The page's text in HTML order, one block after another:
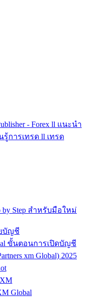
- Forex ll แนะนำ
รู้การเทรด ll เทรด
Step สำหรับมือใหม่
บัญชี
ขั้นตอนการเปิดบัญชี
xm Global) 2025
Global